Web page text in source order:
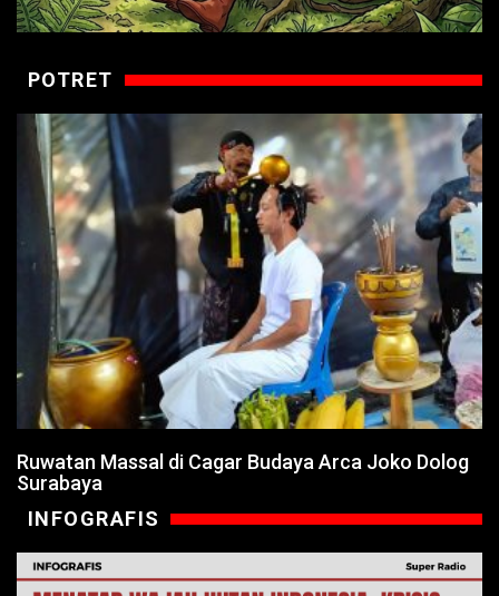
POTRET
Ruwatan Massal di Cagar Budaya Arca Joko Dolog
Surabaya
INFOGRAFIS